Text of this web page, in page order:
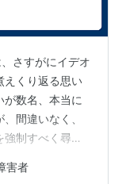
さすがにイデオ
えくり返る思い
が数名、本当に
間違いなく、
制すべく尋問
考能力のある
害者